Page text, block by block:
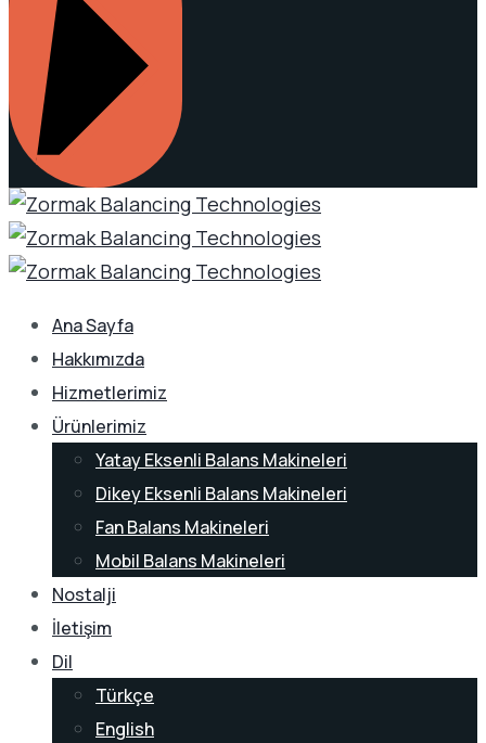
Ana Sayfa
Hakkımızda
Hizmetlerimiz
Ürünlerimiz
Yatay Eksenli Balans Makineleri
Dikey Eksenli Balans Makineleri
Fan Balans Makineleri
Mobil Balans Makineleri
Nostalji
İletişim
Dil
Türkçe
English